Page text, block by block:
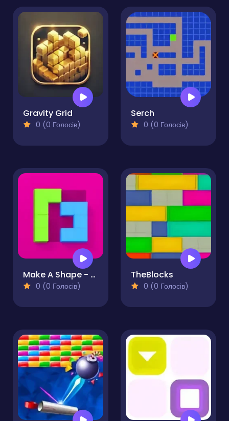
Gravity Grid
0 (0 Голосів)
Serch
0 (0 Голосів)
Make A Shape - Puzzle
0 (0 Голосів)
TheBlocks
0 (0 Голосів)